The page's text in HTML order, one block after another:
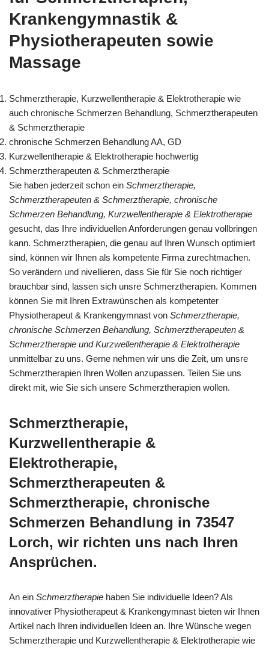
Krankengymnastik &
Physiotherapeuten sowie
Massage
Schmerztherapie, Kurzwellentherapie & Elektrotherapie wie
auch chronische Schmerzen Behandlung, Schmerztherapeuten
& Schmerztherapie
chronische Schmerzen Behandlung AA, GD
Kurzwellentherapie & Elektrotherapie hochwertig
Schmerztherapeuten & Schmerztherapie
Sie haben jederzeit schon ein Schmerztherapie,
Schmerztherapeuten & Schmerztherapie, chronische
Schmerzen Behandlung, Kurzwellentherapie & Elektrotherapie
gesucht, das Ihre individuellen Anforderungen genau vollbringen
kann. Schmerztherapien, die genau auf Ihren Wunsch optimiert
sind, können wir Ihnen als kompetente Firma zurechtmachen.
So verändern und nivellieren, dass Sie für Sie noch richtiger
brauchbar sind, lassen sich unsre Schmerztherapien. Kommen
können Sie mit Ihren Extrawünschen als kompetenter
Physiotherapeut & Krankengymnast von Schmerztherapie,
chronische Schmerzen Behandlung, Schmerztherapeuten &
Schmerztherapie und Kurzwellentherapie & Elektrotherapie
unmittelbar zu uns. Gerne nehmen wir uns die Zeit, um unsre
Schmerztherapien Ihren Wollen anzupassen. Teilen Sie uns
direkt mit, wie Sie sich unsere Schmerztherapien wollen.
Schmerztherapie,
Kurzwellentherapie &
Elektrotherapie,
Schmerztherapeuten &
Schmerztherapie, chronische
Schmerzen Behandlung in 73547
Lorch, wir richten uns nach Ihren
Ansprüchen.
An ein Schmerztherapie haben Sie individuelle Ideen? Als
innovativer Physiotherapeut & Krankengymnast bieten wir Ihnen
Artikel nach Ihren individuellen Ideen an. Ihre Wünsche wegen
Schmerztherapie und Kurzwellentherapie & Elektrotherapie wie